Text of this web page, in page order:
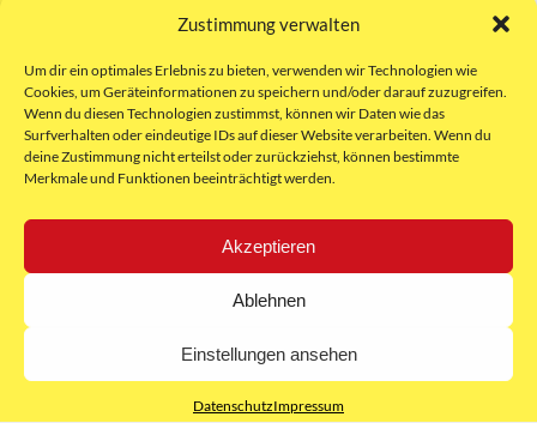
Zustimmung verwalten
Um dir ein optimales Erlebnis zu bieten, verwenden wir Technologien wie
Cookies, um Geräteinformationen zu speichern und/oder darauf zuzugreifen.
Wenn du diesen Technologien zustimmst, können wir Daten wie das
Surfverhalten oder eindeutige IDs auf dieser Website verarbeiten. Wenn du
deine Zustimmung nicht erteilst oder zurückziehst, können bestimmte
Merkmale und Funktionen beeinträchtigt werden.
Akzeptieren
Ablehnen
Einstellungen ansehen
DatenschutzImpressum
Sie erreichen uns unter:
kontakt@freielokale-graz.at
Website by Rubikon Werbeagentur
GmbH
Über uns
Impressum
AGB
Datenschutz
E-Mail